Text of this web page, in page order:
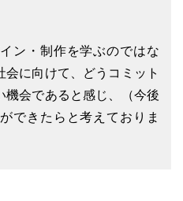
ン・制作を学ぶのではな
会に向けて、どうコミット
機会であると感じ、（今後
できたらと考えておりま